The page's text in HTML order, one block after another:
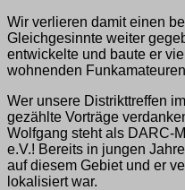
Wir verlieren damit einen
Gleichgesinnte weiter
entwickelte und baute er
wohnenden
Wer unsere Distrikttreffen
gezählte Vorträge
Wolfgang steht als DARC-
e.V.! Bereits in jungen
auf diesem Gebiet und er
lokalisiert war.